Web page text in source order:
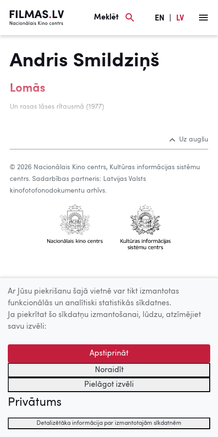
Meklēt EN LV
Andris Smildziņš
Lomās
Un rasas lāses rītausmā (1977)
Uz augšu
© 2026 Nacionālais Kino centrs, Kultūras informācijas sistēmu
centrs. Sadarbības partneris: Latvijas Valsts
kinofotofonodokumentu arhīvs.
Ar Jūsu piekrišanu šajā vietnē var tikt izmantotas
funkcionālās un analītiski statistikās sīkdatnes.
Ja piekrītat šo sīkdatņu izmantošanai, lūdzu, atzīmējiet
savu izvēli:
Apstiprināt
Noraidīt
Pielāgot izvēli
Privātums
Detalizētāka informācija par izmantotajām sīkdatnēm